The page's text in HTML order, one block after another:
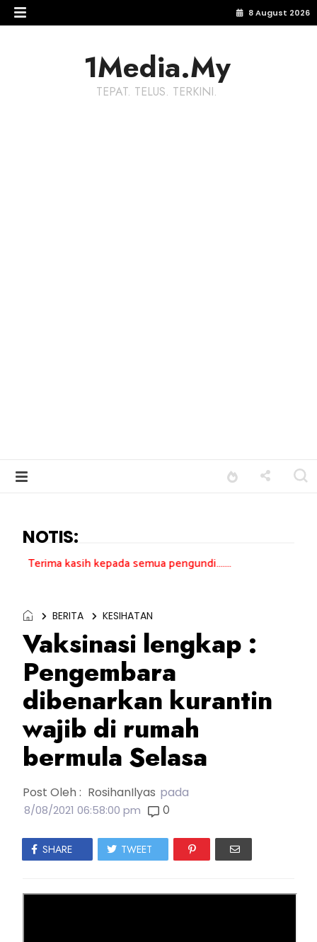
8 August 2026
1Media.My
TEPAT. TELUS. TERKINI.
NOTIS:
kepada semua pengundi.......
BERITA KESIHATAN
Vaksinasi lengkap :
Pengembara
dibenarkan kurantin
wajib di rumah
bermula Selasa
Post Oleh : RosihanIlyas pada
8/08/2021 06:58:00 pm 0
SHARE TWEET